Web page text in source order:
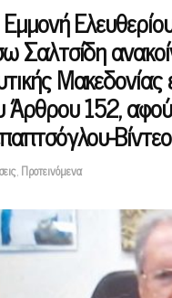
Σαλτσίδη
Άρθρου 152,
Βίντεο
,Προτεινόμενα